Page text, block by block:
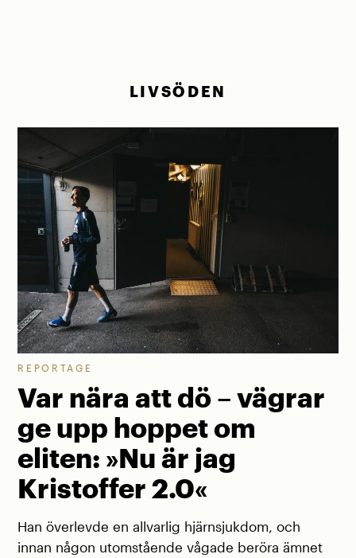
LIVSÖDEN
REPORTAGE
Var nära att dö – vägrar
ge upp hoppet om
eliten: »Nu är jag
Kristoffer 2.0«
Han överlevde en allvarlig hjärnsjukdom, och
innan någon utomstående vågade beröra ämnet